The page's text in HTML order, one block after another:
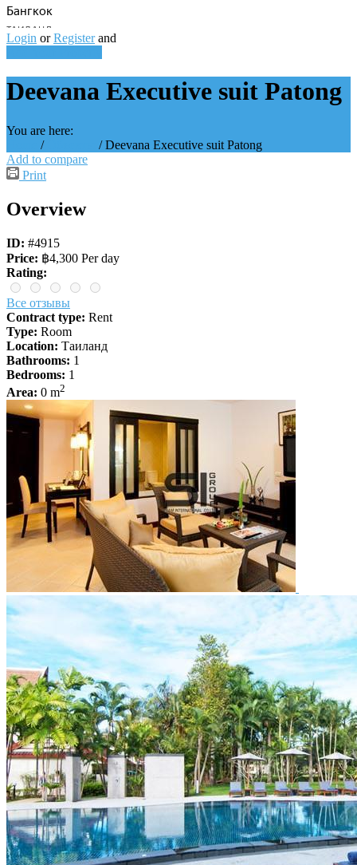
Login or Register and
Deevana Executive suit Patong
You are here:
/ /Deevana Executive suit Patong
Add to compare
Print
Overview
ID: #4915
Price: ฿4,300 Per day
Rating:
Все отзывы
Contract type: Rent
Type: Room
Location: Таиланд
Bathrooms: 1
Bedrooms: 1
Area: 0 m2